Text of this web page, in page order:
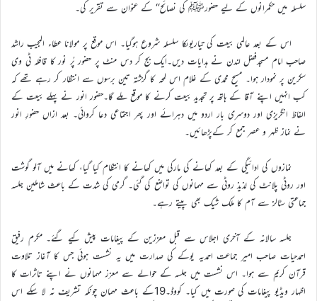
سلسلہ میں حکمرانوں کے لیے حضورﷺ کی نصائح‘‘ کے عنوان سے تقریر کی۔
اس کے بعد عالمی بیعت کی تیاریوںکا سلسلہ شروع ہوگیا۔ اس موقع پر مولانا عطاء المجیب راشد
صاحب امام مسجدفضل لندن نے ہدایات دیں۔ایک بج کر دس منٹ پر حضور پُر نور کا قافلہ ٹی وی
سکرین پر نمودار ہوا۔ مسیح محمدی کے غلام اس لمحہ کا گزشتہ تین برسوں سے انتظار کر رہے تھے کہ
کب انہیں اپنے آقا کے ہاتھ پر تجدید بیعت کرنے کا موقع ملے گا۔حضور انور نے پہلے بیعت کے
الفاظ انگریزی اور دوسری بار اردو میں دہرائے اور پھر اجتماعی دعا کروائی۔ بعد ازاں حضورِ انور
نے نماز ظہر و عصر جمع کر کےپڑھائیں۔
نمازوں کی ادائیگی کے بعد کھانے کی مارکی میں کھانے کا انتظام کیا گیا، کھانے میں آلو گوشت
اور روٹی پلانٹ کی لذیذ روٹی سے مہمانوں کی تواضع کی گئی۔ گرمی کی شدت کے باعث شاملین جلسہ
جماعتی سٹالز سے آم کا ملک شیک بھی پیتے رہے۔
جلسہ سالانہ کے آخری اجلاس سے قبل معززین کے پیغامات پیش کیے گئے۔ مکرم رفیق
احمدحیات صاحب امیر جماعت احمدیہ یوکے کی صدارت میں یہ نشست ہوئی جس کا آغاز تلاوت
قرآن کریم سے ہوا۔ اس نشست میں جلسہ کے حوالے سے معزز مہمانوں نے اپنے تاثرات کا
اظہار ویڈیو پیغامات کی صورت میں کیا۔ کووڈ۔19کے باعث مہمان چونکہ تشریف نہ لا سکے اس